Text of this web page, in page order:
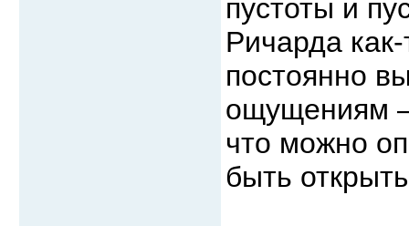
пустоты и
Ричарда
постоянно
ощущениям –
что можно
быть